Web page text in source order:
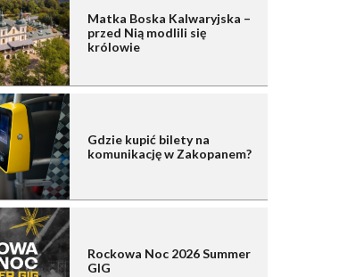
Matka Boska Kalwaryjska –
przed Nią modlili się
królowie
Gdzie kupić bilety na
komunikację w Zakopanem?
Rockowa Noc 2026 Summer
GIG